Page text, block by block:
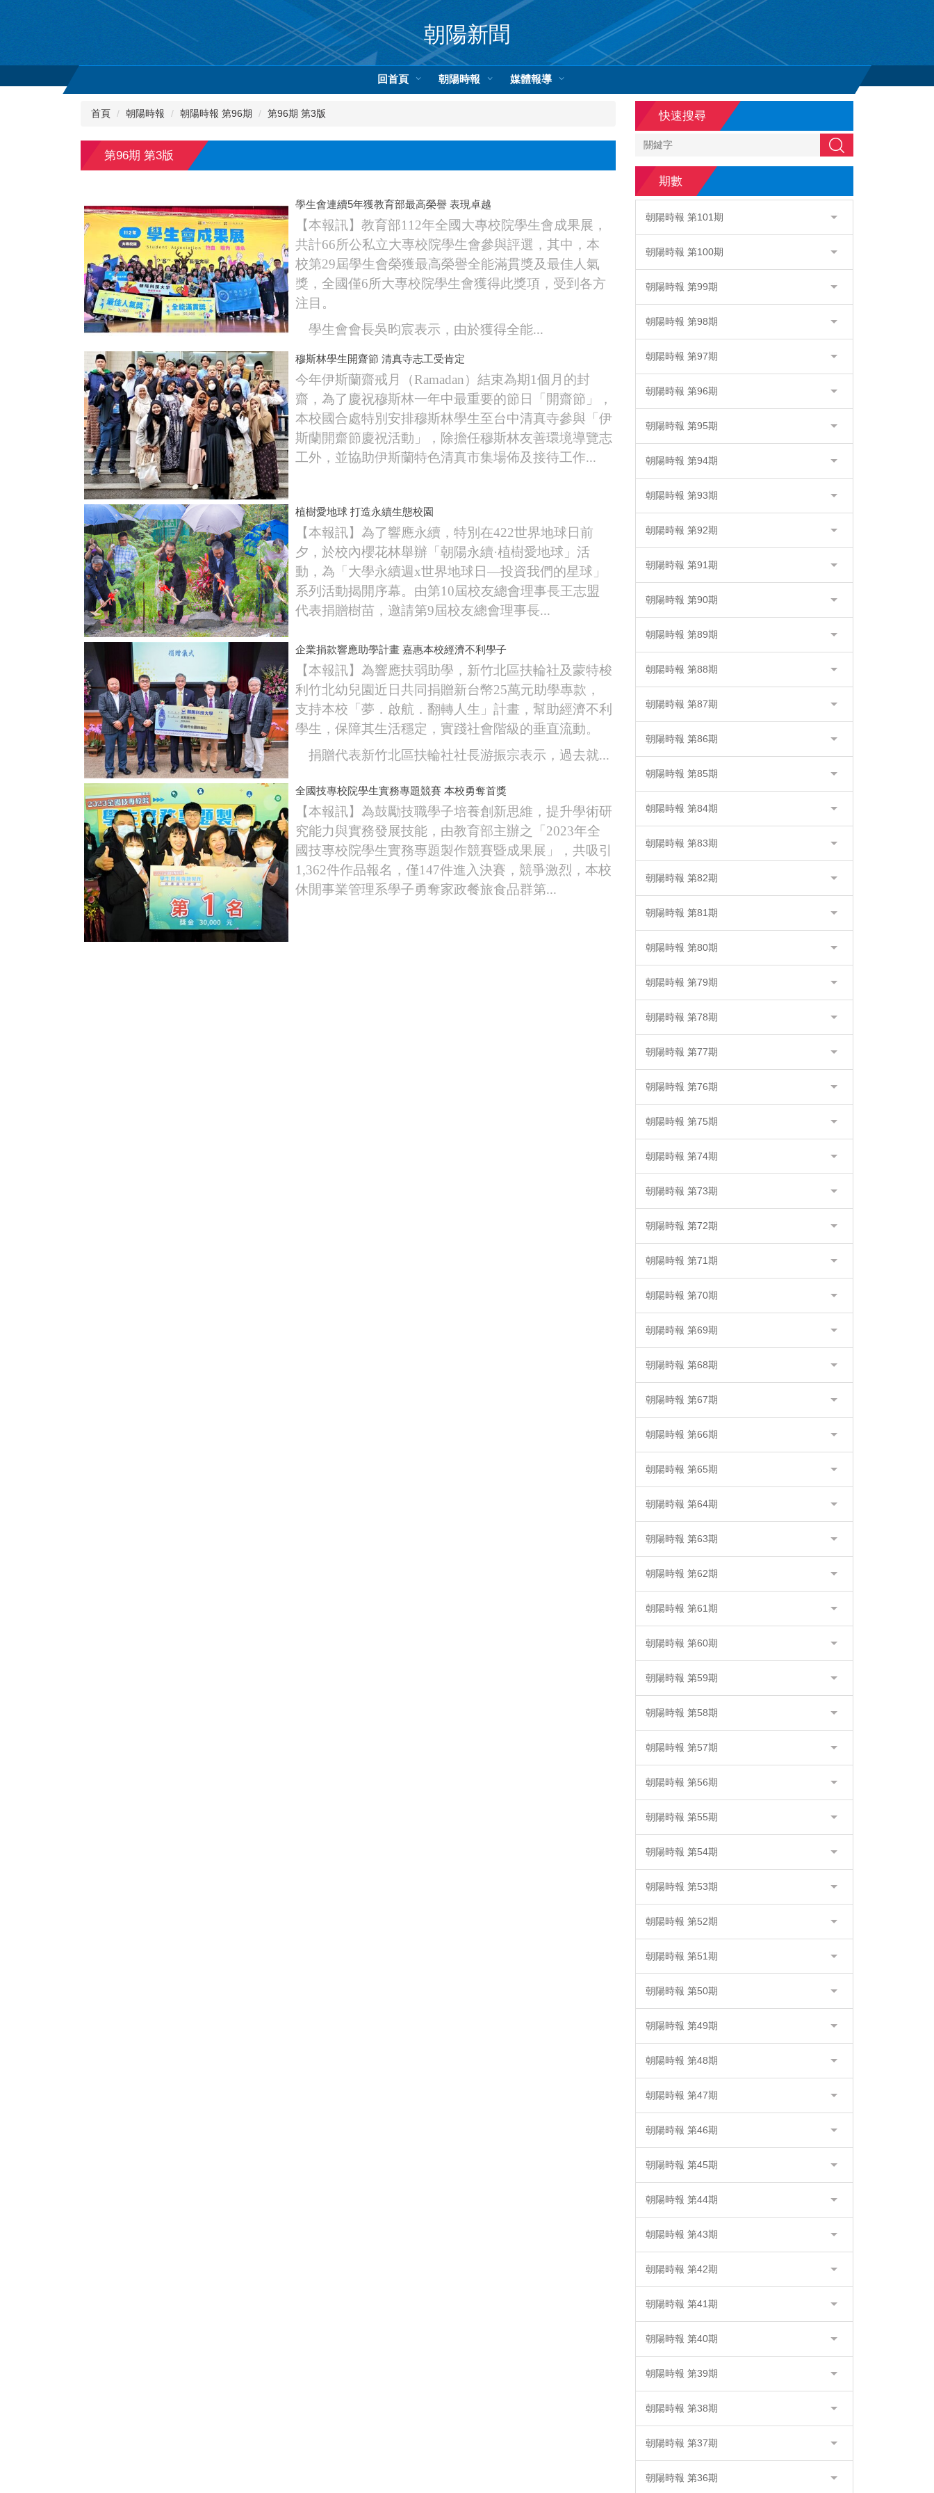
朝陽新聞
回首頁 朝陽時報 媒體報導
首頁 朝陽時報 朝陽時報 第96期 第96期 第3版
第96期 第3版
學生會連續5年獲教育部最高榮譽 表現卓越
【本報訊】教育部112年全國大專校院學生會成果展，
共計66所公私立大專校院學生會參與評選，其中，本
校第29屆學生會榮獲最高榮譽全能滿貫獎及最佳人氣
獎，全國僅6所大專校院學生會獲得此獎項，受到各方
注目。
學生會會長吳昀宸表示，由於獲得全能...
穆斯林學生開齋節 清真寺志工受肯定
今年伊斯蘭齋戒月（Ramadan）結束為期1個月的封
齋，為了慶祝穆斯林一年中最重要的節日「開齋節」，
本校國合處特別安排穆斯林學生至台中清真寺參與「伊
斯蘭開齋節慶祝活動」，除擔任穆斯林友善環境導覽志
工外，並協助伊斯蘭特色清真市集場佈及接待工作...
植樹愛地球 打造永續生態校園
【本報訊】為了響應永續，特別在422世界地球日前
夕，於校內櫻花林舉辦「朝陽永續·植樹愛地球」活
動，為「大學永續週x世界地球日—投資我們的星球」
系列活動揭開序幕。由第10屆校友總會理事長王志盟
代表捐贈樹苗，邀請第9屆校友總會理事長...
企業捐款響應助學計畫 嘉惠本校經濟不利學子
【本報訊】為響應扶弱助學，新竹北區扶輪社及蒙特梭
利竹北幼兒園近日共同捐贈新台幣25萬元助學專款，
支持本校「夢．啟航．翻轉人生」計畫，幫助經濟不利
學生，保障其生活穩定，實踐社會階級的垂直流動。
捐贈代表新竹北區扶輪社社長游振宗表示，過去就...
全國技專校院學生實務專題競賽 本校勇奪首獎
【本報訊】為鼓勵技職學子培養創新思維，提升學術研
究能力與實務發展技能，由教育部主辦之「2023年全
國技專校院學生實務專題製作競賽暨成果展」，共吸引
1,362件作品報名，僅147件進入決賽，競爭激烈，本校
休閒事業管理系學子勇奪家政餐旅食品群第...
快速搜尋
搜尋
期數
朝陽時報 第101期
朝陽時報 第100期
朝陽時報 第99期
朝陽時報 第98期
朝陽時報 第97期
朝陽時報 第96期
朝陽時報 第95期
朝陽時報 第94期
朝陽時報 第93期
朝陽時報 第92期
朝陽時報 第91期
朝陽時報 第90期
朝陽時報 第89期
朝陽時報 第88期
朝陽時報 第87期
朝陽時報 第86期
朝陽時報 第85期
朝陽時報 第84期
朝陽時報 第83期
朝陽時報 第82期
朝陽時報 第81期
朝陽時報 第80期
朝陽時報 第79期
朝陽時報 第78期
朝陽時報 第77期
朝陽時報 第76期
朝陽時報 第75期
朝陽時報 第74期
朝陽時報 第73期
朝陽時報 第72期
朝陽時報 第71期
朝陽時報 第70期
朝陽時報 第69期
朝陽時報 第68期
朝陽時報 第67期
朝陽時報 第66期
朝陽時報 第65期
朝陽時報 第64期
朝陽時報 第63期
朝陽時報 第62期
朝陽時報 第61期
朝陽時報 第60期
朝陽時報 第59期
朝陽時報 第58期
朝陽時報 第57期
朝陽時報 第56期
朝陽時報 第55期
朝陽時報 第54期
朝陽時報 第53期
朝陽時報 第52期
朝陽時報 第51期
朝陽時報 第50期
朝陽時報 第49期
朝陽時報 第48期
朝陽時報 第47期
朝陽時報 第46期
朝陽時報 第45期
朝陽時報 第44期
朝陽時報 第43期
朝陽時報 第42期
朝陽時報 第41期
朝陽時報 第40期
朝陽時報 第39期
朝陽時報 第38期
朝陽時報 第37期
朝陽時報 第36期